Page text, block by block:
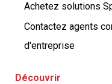
Achetez solutions
Contactez agents
d'entreprise
Découvrir